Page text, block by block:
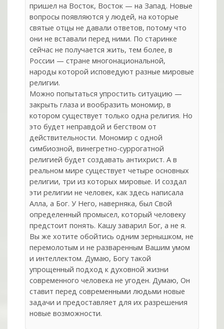
пришел на Восток, Восток — на Запад. Новые
вопросы появляются у людей, на которые
святые отцы не давали ответов, потому что
они не вставали перед ними. По старинке
сейчас не получается жить, тем более, в
России — стране многонациональной,
народы которой исповедуют разные мировые
религии.
Можно попытаться упростить ситуацию —
закрыть глаза и вообразить мономир, в
котором существует только одна религия. Но
это будет неправдой и бегством от
действительности. Мономир с одной
симбиозной, винегретно-суррогатной
религией будет создавать антихрист. А в
реальном мире существует четыре основных
религии, три из которых мировые. И создал
эти религии не человек, как здесь написала
Алла, а Бог. У Него, наверняка, был Свой
определенный промысел, который человеку
предстоит понять. Кашу заварил Бог, а не я.
Вы же хотите обойтись одним зернышком, не
перемолотым и не разваренным Вашим умом
и интеллектом. Думаю, Богу такой
упрощенный подход к духовной жизни
современного человека не угоден. Думаю, Он
ставит перед современными людьми новые
задачи и предоставляет для их разрешения
новые возможности.